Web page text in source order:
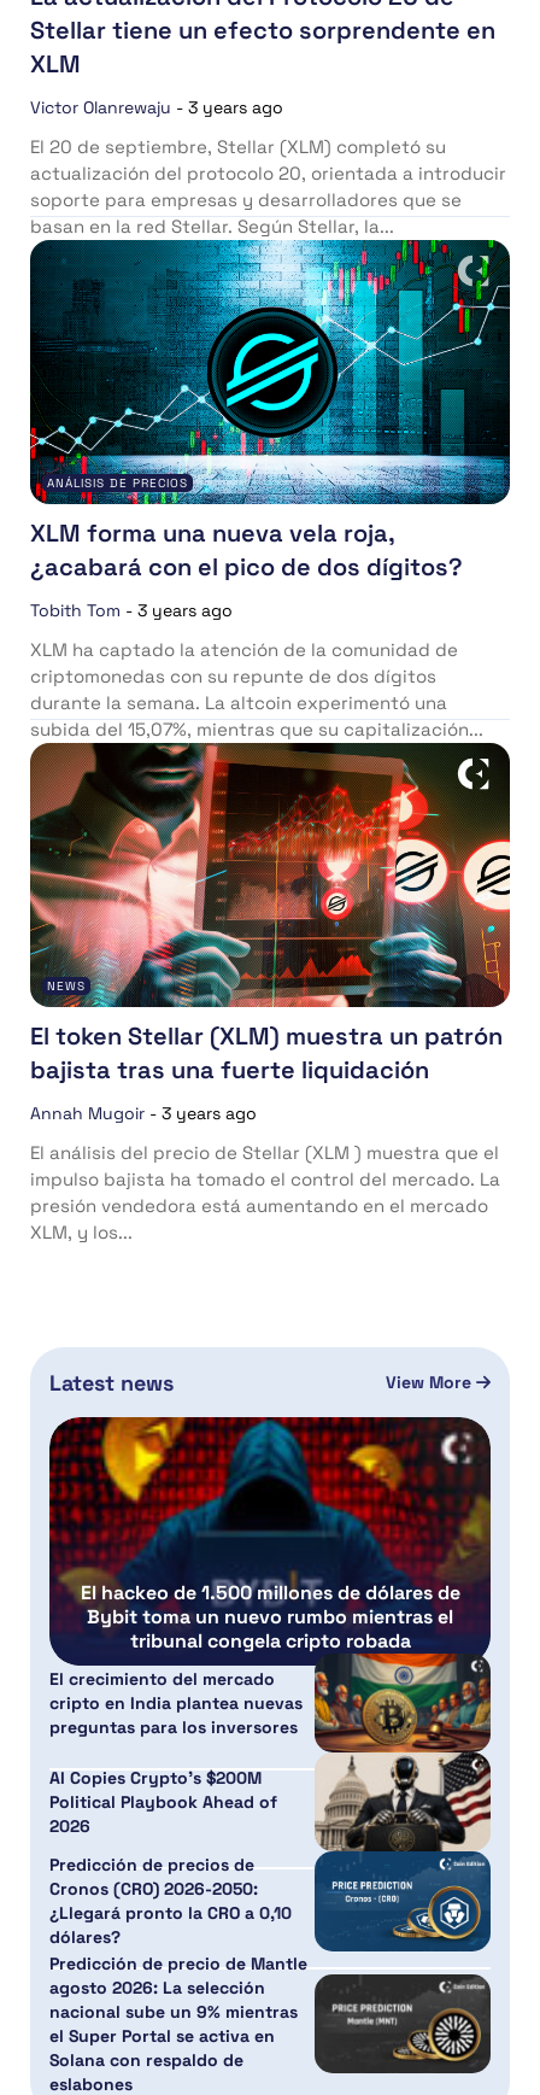
Stellar tiene un efecto sorprendente en
XLM
Victor Olanrewaju - 3 years ago
El 20 de septiembre, Stellar (XLM) completó su
actualización del protocolo 20, orientada a introducir
soporte para empresas y desarrolladores que se
basan en la red Stellar. Según Stellar, la...
ANÁLISIS DE PRECIOS
XLM forma una nueva vela roja,
¿acabará con el pico de dos dígitos?
Tobith Tom - 3 years ago
XLM ha captado la atención de la comunidad de
criptomonedas con su repunte de dos dígitos
durante la semana. La altcoin experimentó una
subida del 15,07%, mientras que su capitalización...
NEWS
El token Stellar (XLM) muestra un patrón
bajista tras una fuerte liquidación
Annah Mugoir - 3 years ago
El análisis del precio de Stellar (XLM ) muestra que el
impulso bajista ha tomado el control del mercado. La
presión vendedora está aumentando en el mercado
XLM, y los...
Latest news View More
El hackeo de 1.500 millones de dólares de
Bybit toma un nuevo rumbo mientras el
tribunal congela cripto robada
El crecimiento del mercado
cripto en India plantea nuevas
preguntas para los inversores
AI Copies Crypto’s $200M
Political Playbook Ahead of
2026
Predicción de precios de
Cronos (CRO) 2026-2050:
¿Llegará pronto la CRO a 0,10
dólares?
Predicción de precio de Mantle
agosto 2026: La selección
nacional sube un 9% mientras
el Super Portal se activa en
Solana con respaldo de
eslabones